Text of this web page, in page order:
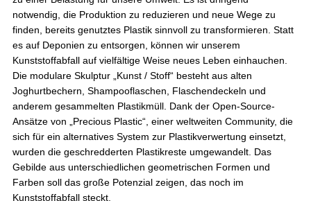
notwendig, die Produktion zu reduzieren und neue Wege zu
finden, bereits genutztes Plastik sinnvoll zu transformieren. Statt
es auf Deponien zu entsorgen, können wir unserem
Kunststoffabfall auf vielfältige Weise neues Leben einhauchen.
Die modulare Skulptur „Kunst / Stoff“ besteht aus alten
Joghurtbechern, Shampooflaschen, Flaschendeckeln und
anderem gesammelten Plastikmüll. Dank der Open-Source-
Ansätze von „Precious Plastic“, einer weltweiten Community, die
sich für ein alternatives System zur Plastikverwertung einsetzt,
wurden die geschredderten Plastikreste umgewandelt. Das
Gebilde aus unterschiedlichen geometrischen Formen und
Farben soll das große Potenzial zeigen, das noch im
Kunststoffabfall steckt.